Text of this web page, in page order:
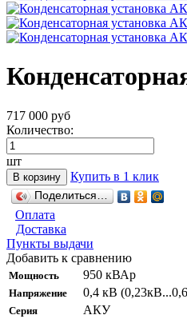
717 000 руб
Количество:
шт
В корзину Купить в 1 клик
Поделиться…
Оплата
Доставка
Пункты выдачи
Добавить к сравнению
Мощность 950 кВАр
Напряжение 0,4 кВ
Серия АКУ